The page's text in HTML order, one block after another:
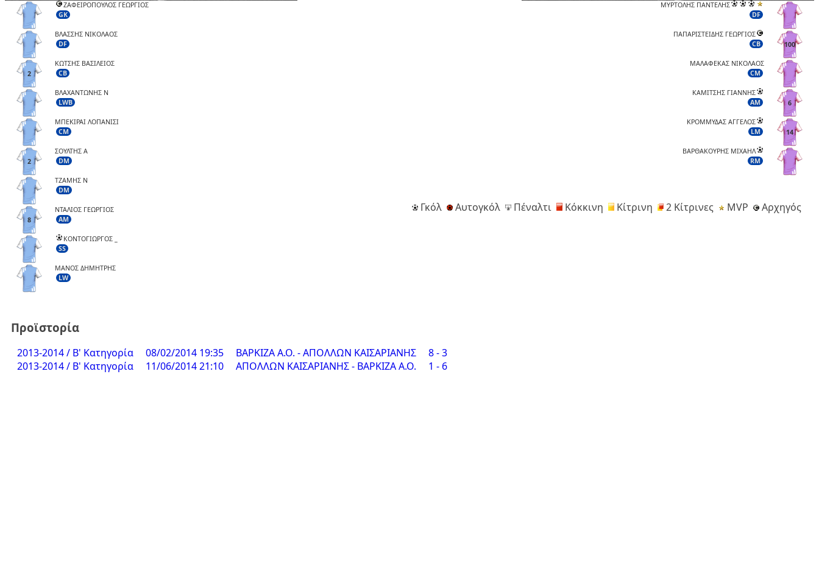
ΖΑΦΕΙΡΟΠΟΥΛΟΣ ΓΕΩΡΓΙΟΣ
GK
ΒΛΑΣΣΗΣ ΝΙΚΟΛΑΟΣ
DF
2
ΚΩΤΣΗΣ ΒΑΣΙΛΕΙΟΣ
CB
ΒΛΑΧΑΝΤΩΝΗΣ Ν
LWB
ΜΠΕΚΙΡΑΙ ΛΟΠΑΝΙΣΙ
CM
2
ΣΟΥΛΤΗΣ Α
DM
ΤΖΑΜΗΣ Ν
DM
8
ΝΤΑΛΙΟΣ ΓΕΩΡΓΙΟΣ
AM
ΚΟΝΤΟΓΙΩΡΓΟΣ _
SS
ΜΑΝΟΣ ΔΗΜΗΤΡΗΣ
LW
ΜΥΡΤΟΛΗΣ ΠΑΝΤΕΛΗΣ
DF
100
ΠΑΠΑΡΙΣΤΕΙΔΗΣ ΓΕΩΡΓΙΟΣ
CB
ΜΑΛΑΦΕΚΑΣ ΝΙΚΟΛΑΟΣ
CM
6
ΚΑΜΙΤΣΗΣ ΓΙΑΝΝΗΣ
AM
14
ΚΡΟΜΜΥΔΑΣ ΑΓΓΕΛΟΣ
LM
ΒΑΡΘΑΚΟΥΡΗΣ ΜΙΧΑΗΛ
RM
Γκόλ Αυτογκόλ Πέναλτι Κόκκινη Κίτρινη 2 Κίτρινες MVP Αρχηγός
Προϊστορία
2013-2014 / Β' Κατηγορία 08/02/2014 19:35 ΒΑΡΚΙΖΑ Α.Ο. - ΑΠΟΛΛΩΝ ΚΑΙΣΑΡΙΑΝΗΣ
8 - 3
2013-2014 / Β' Κατηγορία
11/06/2014 21:10 ΑΠΟΛΛΩΝ ΚΑΙΣΑΡΙΑΝΗΣ - ΒΑΡΚΙΖΑ Α.Ο. 1 - 6